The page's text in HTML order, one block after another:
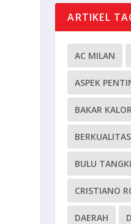
ARTIKEL
AC MILAN
ASPEK
BAKAR
BULU
CRISTIANO
DAERAH